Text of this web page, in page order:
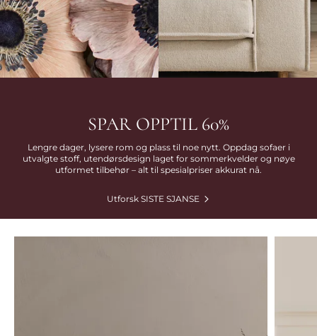
SPAR OPPTIL 60%
Lengre dager, lysere rom og plass til noe nytt. Oppdag sofaer i
utvalgte stoff, utendørsdesign laget for sommerkvelder og nøye
utformet tilbehør – alt til spesialpriser akkurat nå.
Utforsk SISTE SJANSE